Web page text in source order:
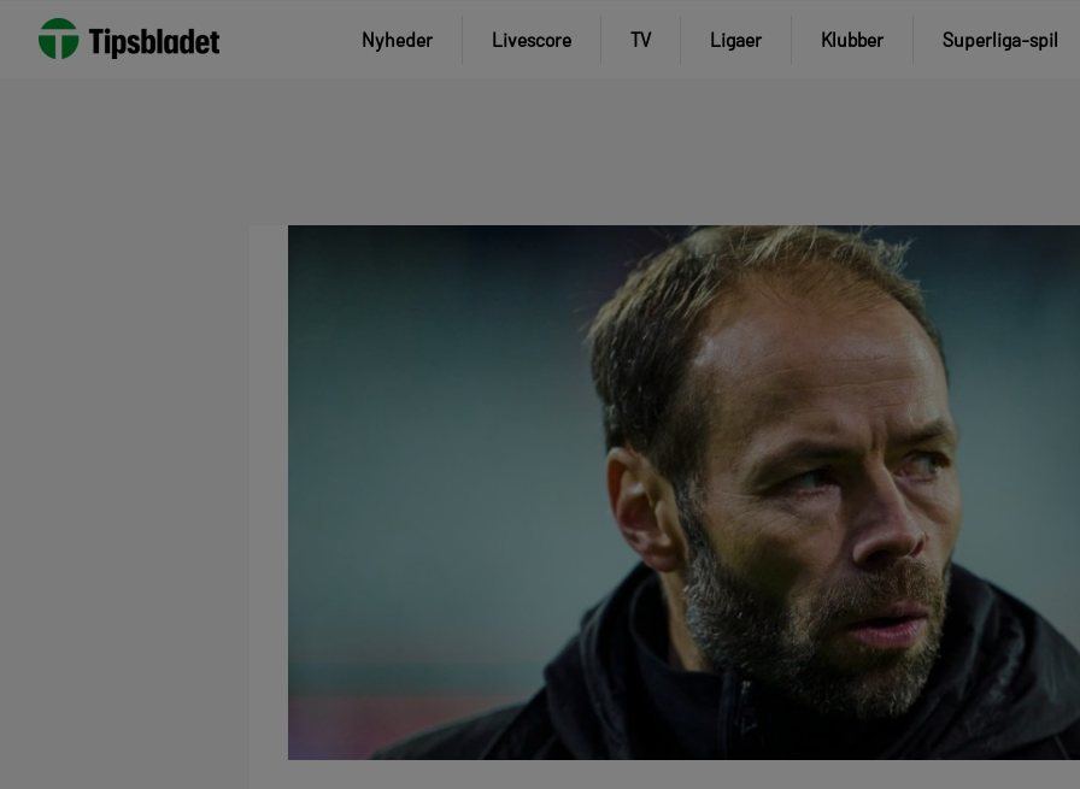
Nyheder Livescore TV Ligaer Klubber Superliga-spil